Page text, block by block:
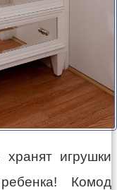
игрушки
Комод